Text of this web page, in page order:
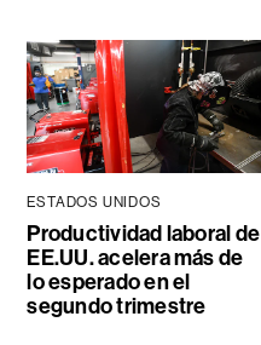
ESTADOS UNIDOS
Productividad laboral de
EE.UU. acelera más de
lo esperado en el
segundo trimestre